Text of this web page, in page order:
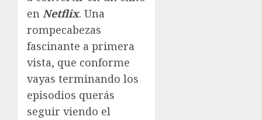
en Netflix. Una
rompecabezas
fascinante a primera
vista, que conforme
vayas terminando los
episodios querás
seguir viendo el